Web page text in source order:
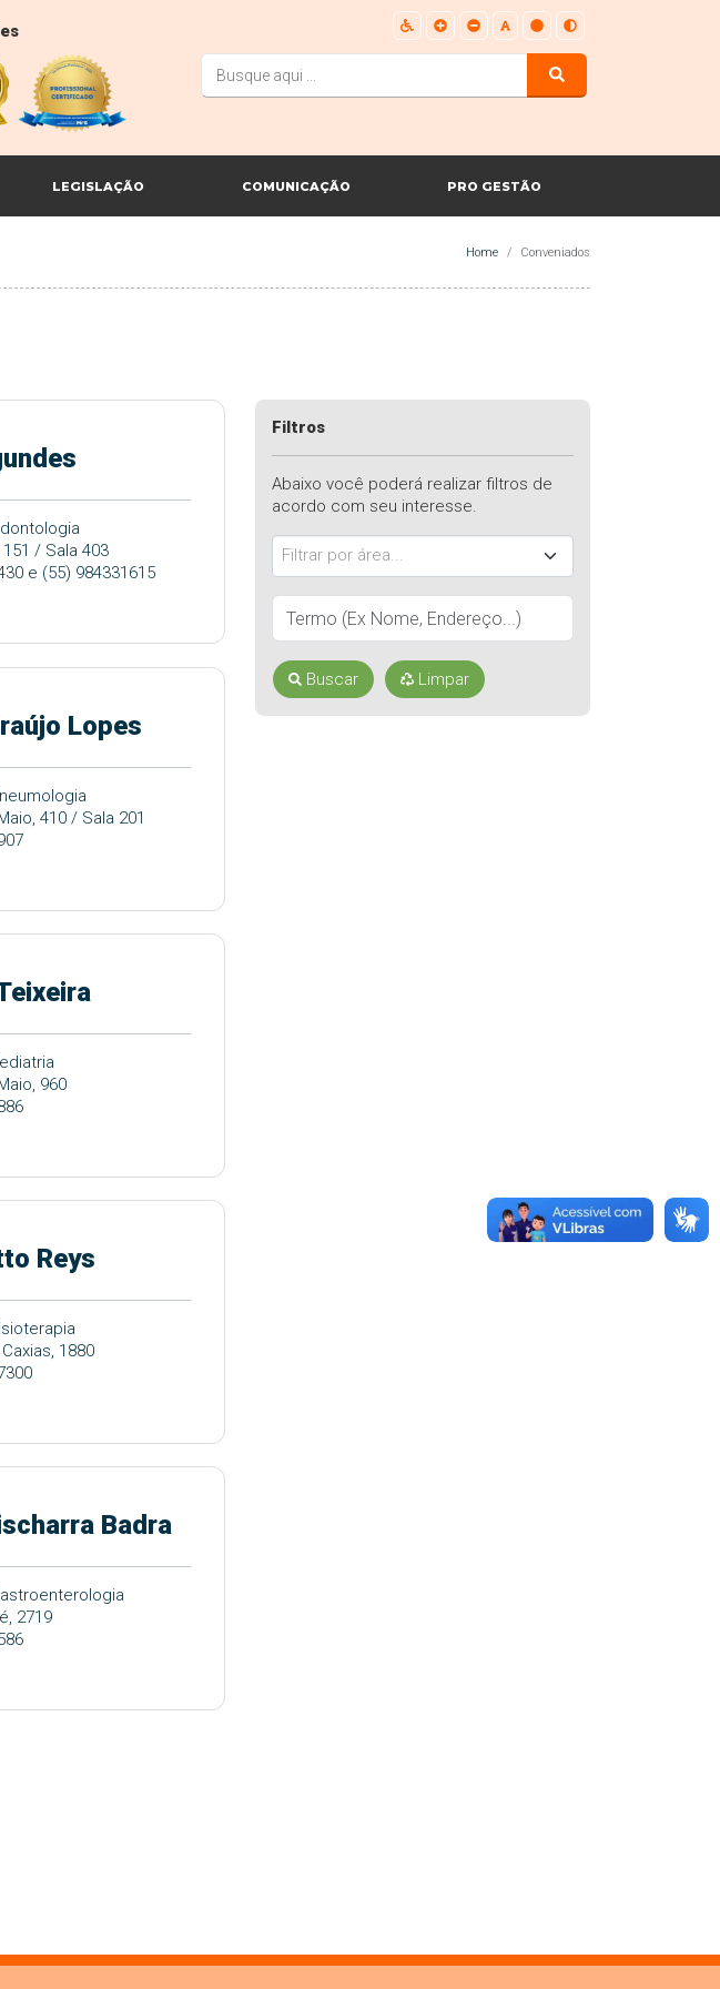
LEGISLAÇÃO COMUNICAÇÃO PRO GESTÃO
Home Conveniados
/ Sala 403
e (55) 984331615
Lopes
410 / Sala 201
960
Reys
1880
Badra
2719
Filtros
Abaixo você poderá realizar filtros de
acordo com seu interesse.
Filtrar por área...
Buscar Limpar